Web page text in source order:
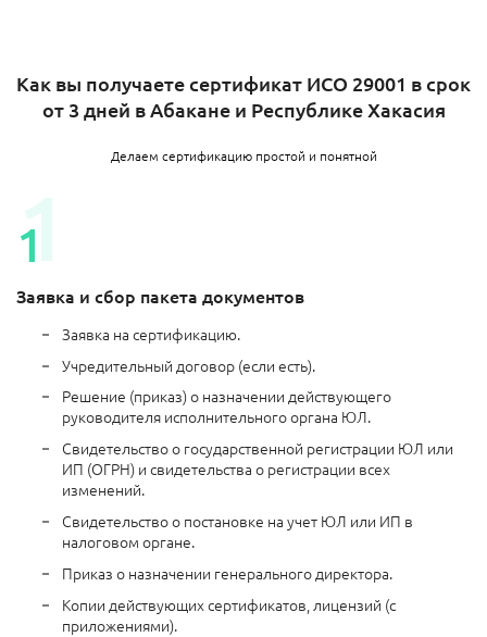
Как вы получаете сертификат ИСО 29001 в срок
от 3 дней в Абакане и Республике Хакасия
Делаем сертификацию простой и понятной
Заявка и сбор пакета документов
Заявка на сертификацию.
Учредительный договор (если есть).
Решение (приказ) о назначении действующего
руководителя исполнительного органа ЮЛ.
Свидетельство о государственной регистрации ЮЛ или
ИП (ОГРН) и свидетельства о регистрации всех
изменений.
Свидетельство о постановке на учет ЮЛ или ИП в
налоговом органе.
Приказ о назначении генерального директора.
Копии действующих сертификатов, лицензий (с
приложениями).